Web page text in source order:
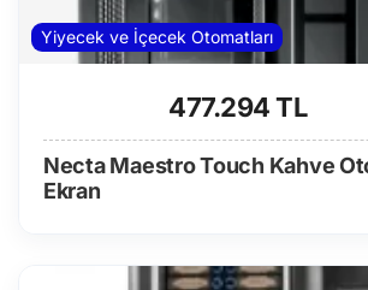
Yiyecek ve İçecek Otomatları
477.294 TL
Necta Maestro Touch Kahve
Ekran